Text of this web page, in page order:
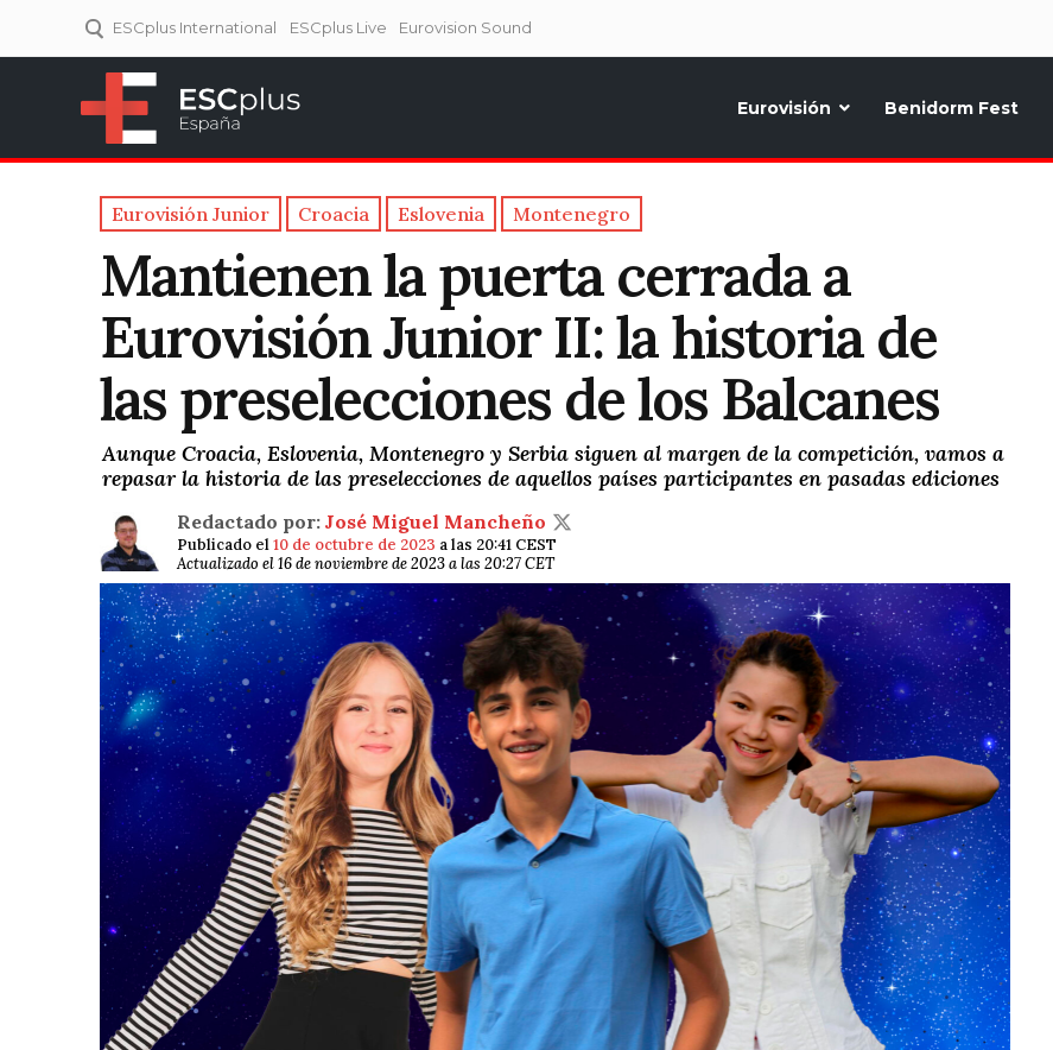
ESCplus International ESCplus Live Eurovision Sound
Eurovisión Benidorm Fest
Eurovisión Junior Croacia Eslovenia Montenegro
Mantienen la puerta cerrada a
Eurovisión Junior II: la historia de
las preselecciones de los Balcanes
Aunque Croacia, Eslovenia, Montenegro y Serbia siguen al margen de la competición, vamos a
repasar la historia de las preselecciones de aquellos países participantes en pasadas ediciones
Redactado por: José Miguel Mancheño
Publicado el10 de octubre de 2023 a las 20:41 CEST
Actualizado el 16 de noviembre de 2023 a las 20:27 CET